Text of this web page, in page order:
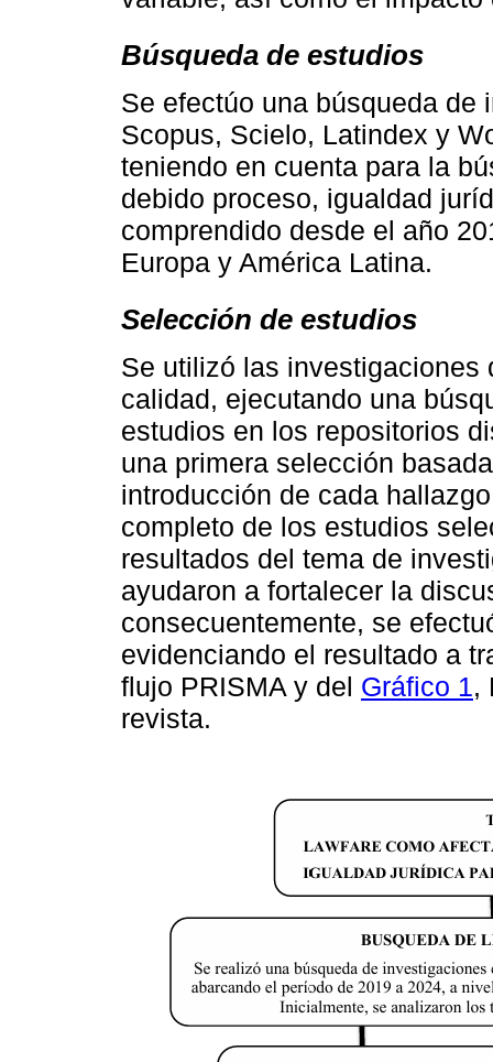
Búsqueda de estudios
Se efectúo una búsqueda de
Scopus, Scielo, Latindex y
teniendo en cuenta para la
debido proceso, igualdad
comprendido desde el año
Europa y América Latina.
Selección de estudios
Se utilizó las
calidad, ejecutando una
estudios en los repositorios
una primera selección
introducción de cada
completo de los estudios
resultados del tema de
ayudaron a fortalecer la
consecuentemente, se
evidenciando el resultado a
flujo PRISMA y del Gráfico 1,
revista.